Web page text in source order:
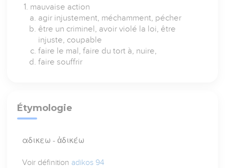
mauvaise action
agir injustement, méchamment, pécher
être un criminel, avoir violé la loi, être
injuste, coupable
faire le mal, faire du tort à, nuire,
faire souffrir
Étymologie
αδικεω - ἀδικέω
Voir définition adikos 94